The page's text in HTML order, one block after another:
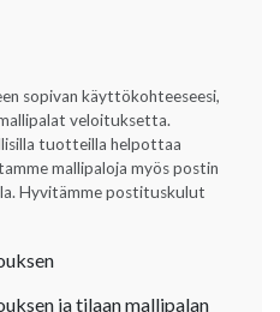
sopivan käyttökohteeseesi,
veloituksetta.
tuotteilla helpottaa
mallipaloja myös postin
Hyvitämme postituskulut
ja tilaan mallipalan